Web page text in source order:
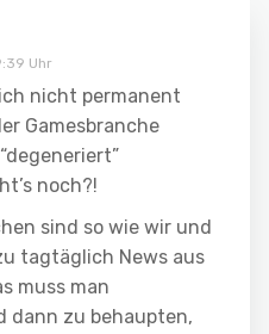
Uhr
nicht permanent
Gamesbranche
noch?!
sind so wie wir und
tagtäglich News aus
muss man
dann zu behaupten,